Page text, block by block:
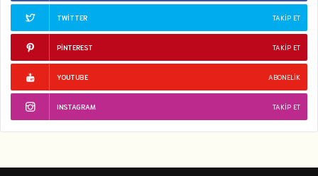
TWITTER TAKIP ET
PINTEREST TAKIP ET
YOUTUBE ABONELIK
INSTAGRAM TAKIP ET